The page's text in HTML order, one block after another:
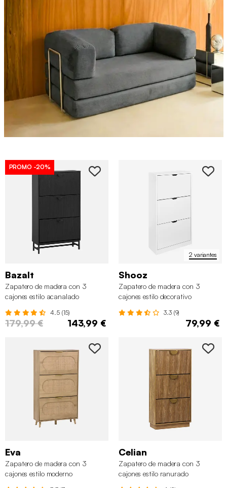
PROMO -20%
Bazalt
Zapatero de madera con 3
cajones estilo acanalado
4.5 (15)
179,99 € 143,99 €
2 variantes
Shooz
Zapatero de madera con 3
cajones estilo decorativo
3.3 (9)
79,99 €
Eva
Zapatero de madera con 3
cajones estilo moderno
Celian
Zapatero de madera con 3
cajones estilo ranurado